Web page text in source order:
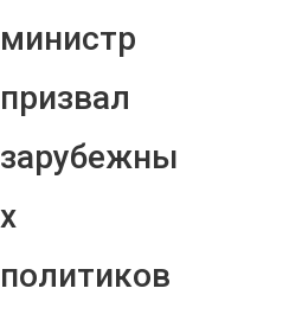
министр
призвал
зарубежны
х
политиков